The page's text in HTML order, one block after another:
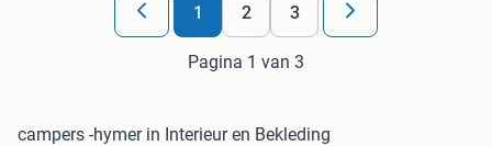
1 2 3
Pagina 1 van 3
campers -hymer in Interieur en Bekleding